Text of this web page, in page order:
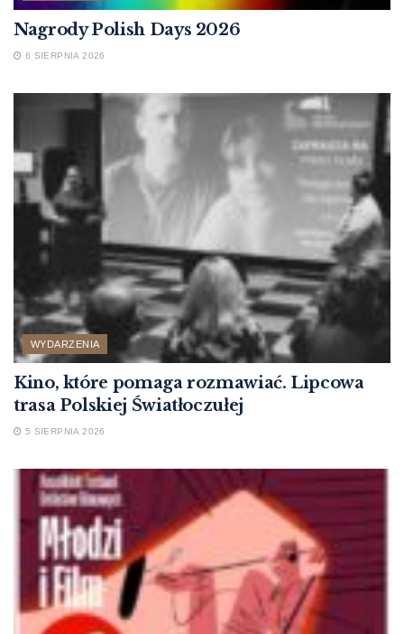
Nagrody Polish Days 2026
6 SIERPNIA 2026
WYDARZENIA
Kino, które pomaga rozmawiać. Lipcowa
trasa Polskiej Światłoczułej
5 SIERPNIA 2026